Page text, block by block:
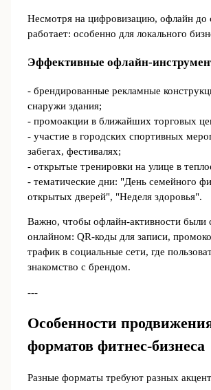
Несмотря на цифровизацию, офлайн до
работает: особенно для локального
Эффективные офлайн-
- брендированные рекламные
снаружи здания;
- промоакции в ближайших торговых
- участие в городских спортивных
забегах, фестивалях;
- открытые тренировки на улице в
- тематические дни: "День семейного
открытых дверей", "Неделя здоровья".
Важно, чтобы офлайн-активности были
онлайном: QR-коды для записи,
трафик в социальные сети, где
знакомство с брендом.
---
Особенности
форматов фитнес-бизнеса
Разные форматы требуют разных